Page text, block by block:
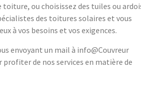
ou choisissez des tuiles ou
des toitures solaires et vous
à vos besoins et vos exigences.
envoyant un mail à info@Couvreur
de nos services en matière de